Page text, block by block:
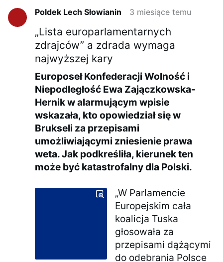
Poldek Lech Słowianin 3 miesiące temu
„Lista europarlamentarnych
zdrajców” a zdrada wymaga
najwyższej kary
Europoseł Konfederacji Wolność i
Niepodległość Ewa Zajączkowska-
Hernik w alarmującym wpisie
wskazała, kto opowiedział się w
Brukseli za przepisami
umożliwiającymi zniesienie prawa
weta. Jak podkreśliła, kierunek ten
może być katastrofalny dla Polski.
„W Parlamencie
Europejskim cała
koalicja Tuska
głosowała za
przepisami dążącymi
do odebrania Polsce